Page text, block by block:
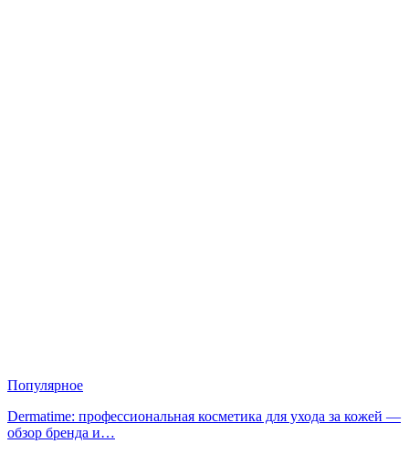
Популярное
Dermatime: профессиональная косметика для ухода за кожей —
обзор бренда и…